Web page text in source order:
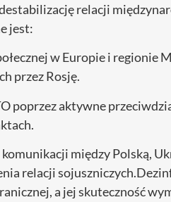
relacji
jest:
w Europie i regionie
przez Rosję.
poprzez aktywne
między Polską,
relacji
a jej skuteczność